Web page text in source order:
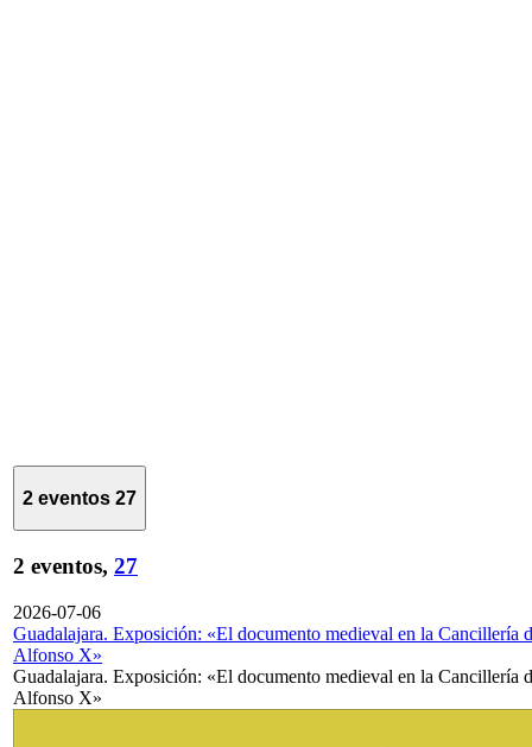
2 eventos 27
2 eventos, 27
2026-07-06
Guadalajara. Exposición: «El documento medieval en la Cancillería
Alfonso X»
Guadalajara. Exposición: «El documento medieval en la Cancillería
Alfonso X»